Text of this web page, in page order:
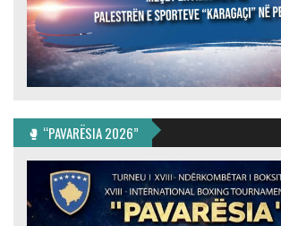
🥊 “PAVARËSIA 2026”